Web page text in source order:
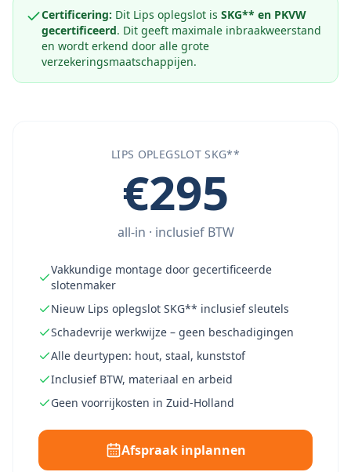
Certificering: Dit Lips oplegslot is SKG** en PKVW
gecertificeerd. Dit geeft maximale inbraakweerstand
en wordt erkend door alle grote
verzekeringsmaatschappijen.
LIPS OPLEGSLOT SKG**
€295
all-in · inclusief BTW
Vakkundige montage door gecertificeerde
slotenmaker
Nieuw Lips oplegslot SKG** inclusief sleutels
Schadevrije werkwijze – geen beschadigingen
Alle deurtypen: hout, staal, kunststof
Inclusief BTW, materiaal en arbeid
Geen voorrijkosten in Zuid-Holland
Afspraak inplannen